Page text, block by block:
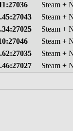
Steam +
Steam +
Steam +
Steam +
Steam +
Steam +